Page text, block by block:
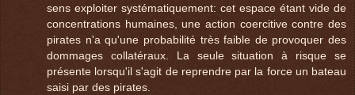
sens exploiter systématiquement: cet espace étant vide de
concentrations humaines, une action coercitive contre des
pirates n'a qu'une probabilité très faible de provoquer des
dommages collatéraux. La seule situation à risque se
présente lorsqu'il s'agit de reprendre par la force un bateau
saisi par des pirates.